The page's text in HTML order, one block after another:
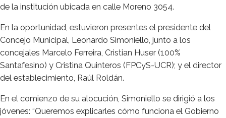
de la institución ubicada en calle Moreno 3054.
En la oportunidad, estuvieron presentes el presidente del
Concejo Municipal, Leonardo Simoniello, junto a los
concejales Marcelo Ferreira, Cristian Huser (100%
Santafesino) y Cristina Quinteros (FPCyS-UCR); y el director
del establecimiento, Raúl Roldán.
En el comienzo de su alocución, Simoniello se dirigió a los
jóvenes: “Queremos explicarles cómo funciona el Gobierno